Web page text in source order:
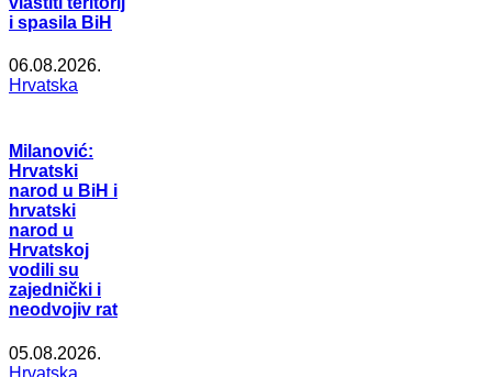
i spasila BiH
06.08.2026.
Hrvatska
Milanović:
Hrvatski
narod u BiH i
hrvatski
narod u
Hrvatskoj
vodili su
zajednički i
neodvojiv rat
05.08.2026.
Hrvatska